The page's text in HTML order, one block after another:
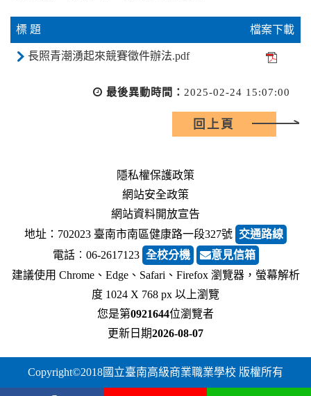
標 題 檔案下載
長照青潮湧起來競賽徵件辦法.pdf
最後異動時間： 2025-02-24 15:07:00
回上頁
隱私權保護政策
網站安全政策
網站資料開放宣告
地址：702023 臺南市南區健康路一段327號 交通路線
電話︰06-2617123 全校分機
意見信箱
建議使用 Chrome、Edge、Safari、Firefox 瀏覽器，螢幕解析
度 1024 X 768 px 以上瀏覽
您是第0921644位瀏覽者
更新日期2026-08-07
Copyright©2018國立臺南高級商業職業學校 版權所有